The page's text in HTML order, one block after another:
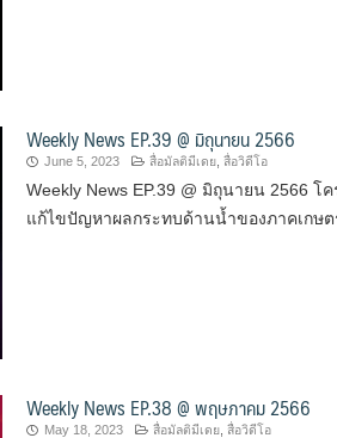
Weekly News EP.39 @ มิถุนายน 2566
June 5, 2023 สื่อมัลติมีเดย, สื่อวิดีโอ
Weekly News EP.39 @ มิถุนายน 2566
แก้ไขปัญหาผลกระทบด้านน้ำของภาคเกษต
Weekly News EP.38 @ พฤษภาคม 2566
May 18, 2023 สื่อมัลติมีเดย, สื่อวิดีโอ